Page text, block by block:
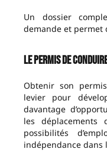
Un dossier
demande et permet
Le permis de
Obtenir son
levier pour
davantage
les déplacements
possibilités
indépendance dans